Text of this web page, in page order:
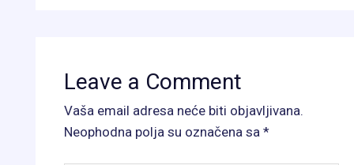
Leave a Comment
Vaša email adresa neće biti objavljivana.
Neophodna polja su označena sa*